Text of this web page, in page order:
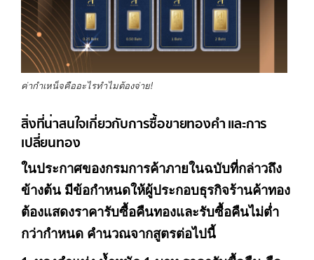
ค่ากำเหน็จคืออะไรทำไมต้องจ่าย!
สิ่งที่น่าสนใจเกี่ยวกับการซื้อขายทองคำ และการ
เปลี่ยนทอง
ในประกาศของกรมการค้าภายในฉบับที่กล่าวถึง
ข้างต้น มีข้อกำหนดให้ผู้ประกอบธุรกิจร้านค้าทอง
ต้องแสดงราคารับซื้อคืนทองและรับซื้อคืนไม่ต่ำ
กว่ากำหนด คำนวณจากสูตรต่อไปนี้